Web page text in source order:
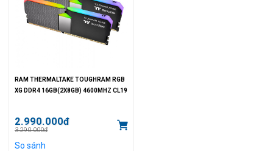
RAM THERMALTAKE TOUGHRAM RGB
XG DDR4 16GB(2X8GB) 4600MHZ CL19
2.990.000đ
3.290.000đ
So sánh